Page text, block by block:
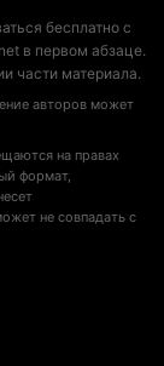
бесплатно с
в первом абзаце.
части материала.
авторов может
на правах
формат,
не совпадать с